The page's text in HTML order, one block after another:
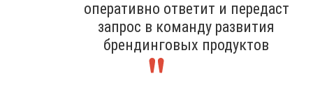
оперативно ответит и передаст
запрос в команду развития
брендинговых продуктов